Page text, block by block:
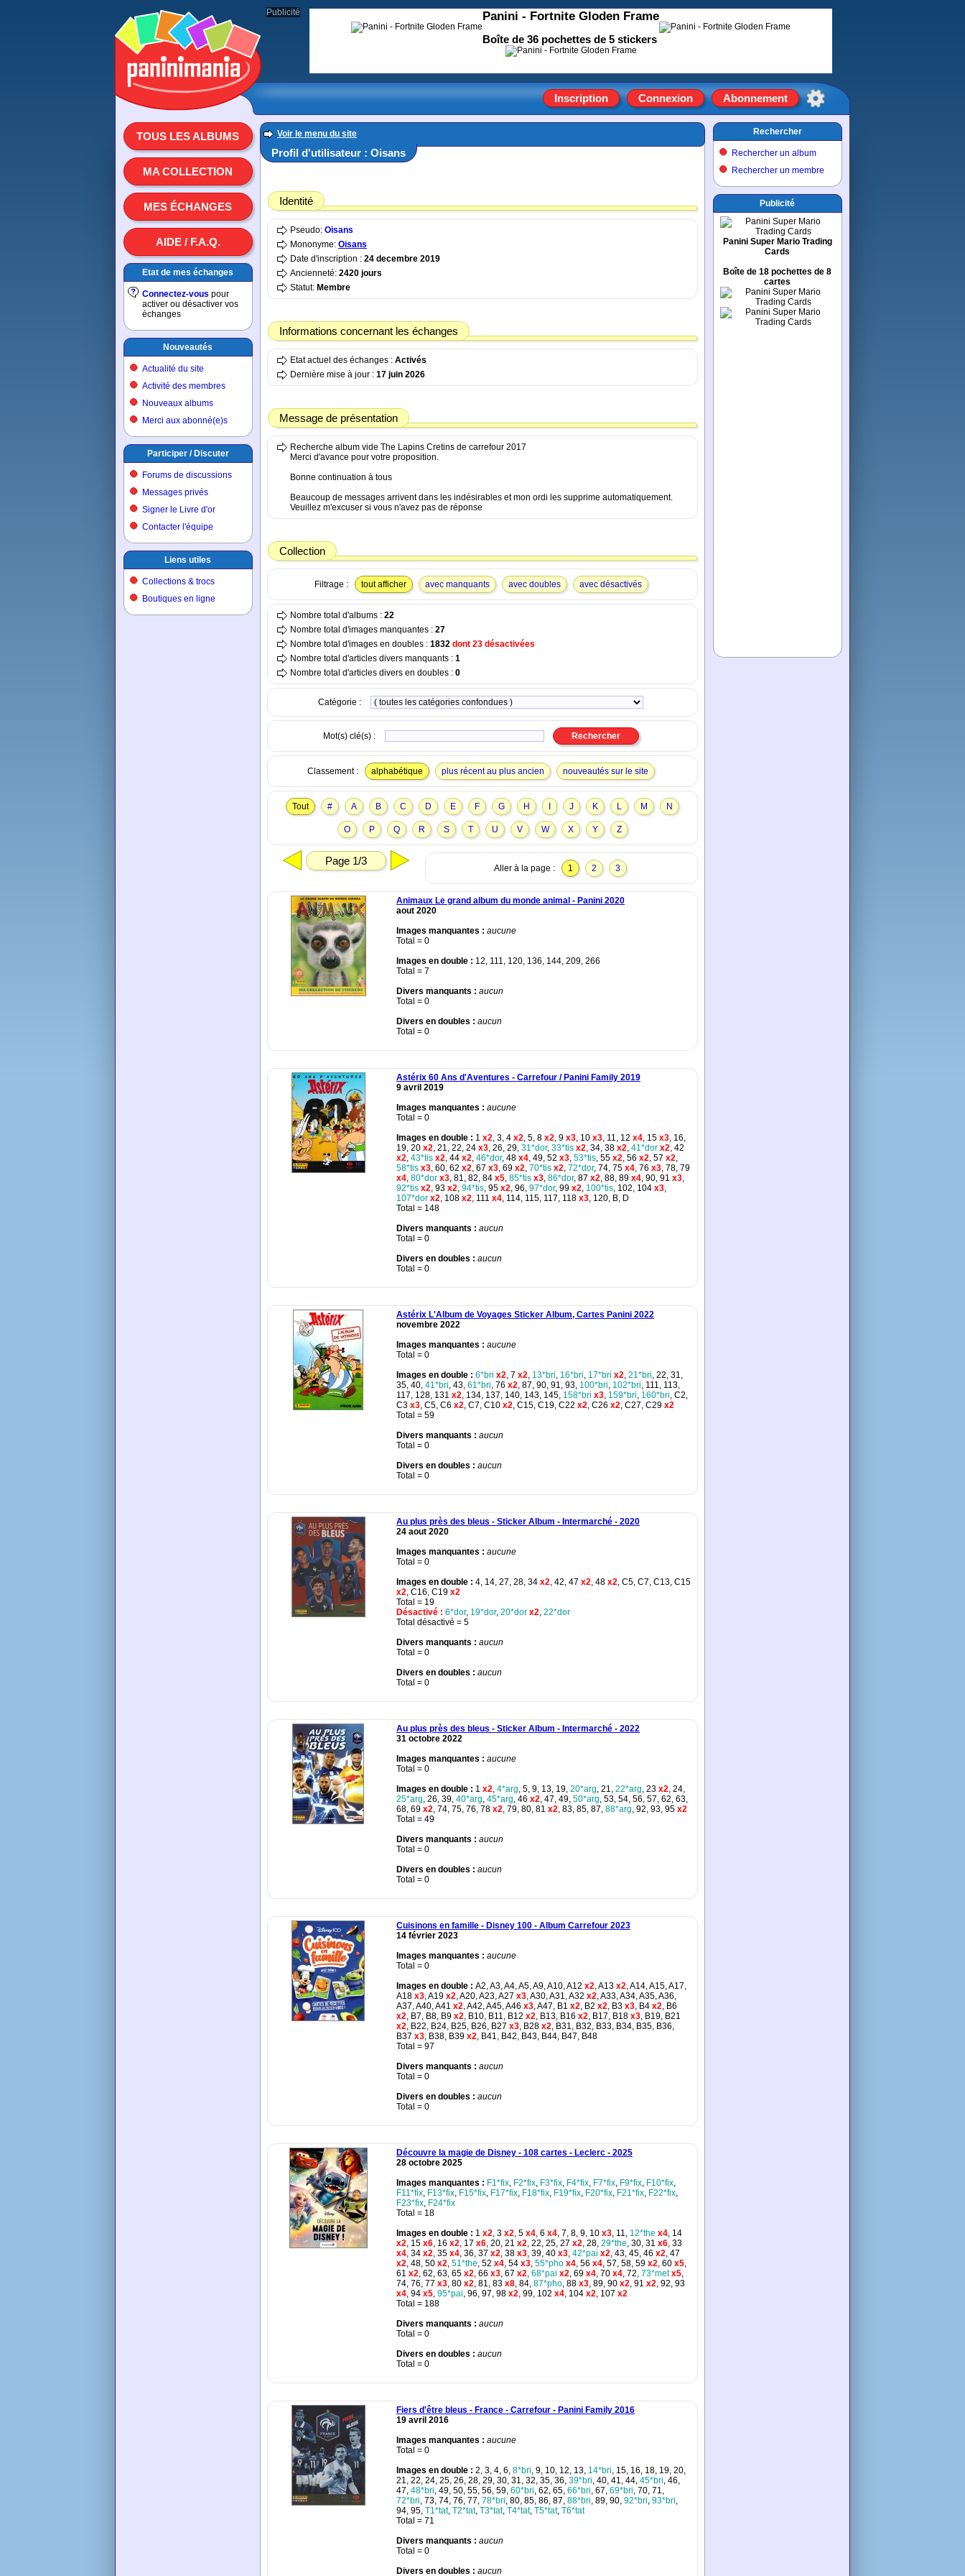
Inscription Connexion Abonnement
TOUS LES ALBUMS
MA COLLECTION
MES ÉCHANGES
AIDE / F.A.Q.
Etat de mes échanges
Connectez-vous pour
activer ou désactiver vos
échanges
Nouveautés
Actualité du site
Activité des membres
Nouveaux albums
Merci aux abonné(e)s
Participer / Discuter
Forums de discussions
Messages privés
Signer le Livre d'or
Contacter l'équipe
Liens utiles
Collections & trocs
Boutiques en ligne
Voir le menu du site
Profil d'utilisateur : Oisans
Identité
Pseudo: Oisans
Mononyme: Oisans
Date d'inscription : 24 decembre 2019
Ancienneté: 2420 jours
Statut: Membre
Informations concernant les échanges
Etat actuel des échanges : Activés
Dernière mise à jour : 17 juin 2026
Message de présentation
Recherche album vide The Lapins Cretins de carrefour 2017
Merci d'avance pour votre proposition.
Bonne continuation à tous
Beaucoup de messages arrivent dans les indésirables et mon ordi les supprime automatiquement.
Veuillez m'excuser si vous n'avez pas de réponse
Collection
Filtrage : tout afficher avec manquants avec doubles avec désactivés
Nombre total d'albums : 22
Nombre total d'images manquantes : 27
Nombre total d'images en doubles : 1832 dont 23 désactivées
Nombre total d'articles divers manquants : 1
Nombre total d'articles divers en doubles : 0
Catégorie :
Mot(s) clé(s) :
Classement : alphabétique plus récent au plus ancien nouveautés sur le site
Tout # A B C D E F G H J K L M N
O P Q R S T U V W X Y Z
Page 1/3
Aller à la page : 1 2 3
Animaux Le grand album du monde animal - Panini 2020
aout 2020
Images manquantes : aucune
Total = 0
Images en double : 12, 111, 120, 136, 144, 209, 266
Total = 7
Divers manquants : aucun
Total = 0
Divers en doubles : aucun
Total = 0
Astérix 60 Ans d'Aventures - Carrefour / Panini Family 2019
9 avril 2019
Images manquantes : aucune
Total = 0
Images en double : 1 x2, 3, 4 x2, 5, 8 x2, 9 x3, 10 x3, 11, 12 x4, 15 x3, 16,
19, 20 x2, 21, 22, 24 x3, 26, 29, 31*dor, 33*tis x2, 34, 38 x2, 41*dor x2, 42
x2, 43*tis x2, 44 x2, 46*dor, 48 x4, 49, 52 x3, 53*tis, 55 x2, 56 x2, 57 x2,
58*tis x3, 60, 62 x2, 67 x3, 69 x2, 70*tis x2, 72*dor, 74, 75 x4, 76 x3, 78, 79
x4, 80*dor x3, 81, 82, 84 x5, 85*tis x3, 86*dor, 87 x2, 88, 89 x4, 90, 91 x3,
92*tis x2, 93 x2, 94*tis, 95 x2, 96, 97*dor, 99 x2, 100*tis, 102, 104 x3,
107*dor x2, 108 x2, 111 x4, 114, 115, 117, 118 x3, 120, B, D
Total = 148
Divers manquants : aucun
Total = 0
Divers en doubles : aucun
Total = 0
Astérix L'Album de Voyages Sticker Album, Cartes Panini 2022
novembre 2022
Images manquantes : aucune
Total = 0
Images en double : 6*bri x2, 7 x2, 13*bri, 16*bri, 17*bri x2, 21*bri, 22, 31,
35, 40, 41*bri, 43, 61*bri, 76 x2, 87, 90, 91, 93, 100*bri, 102*bri, 111, 113,
117, 128, 131 x2, 134, 137, 140, 143, 145, 158*bri x3, 159*bri, 160*bri, C2,
C3 x3, C5, C6 x2, C7, C10 x2, C15, C19, C22 x2, C26 x2, C27, C29 x2
Total = 59
Divers manquants : aucun
Total = 0
Divers en doubles : aucun
Total = 0
Au plus près des bleus - Sticker Album - Intermarché - 2020
24 aout 2020
Images manquantes : aucune
Total = 0
Images en double : 4, 14, 27, 28, 34 x2, 42, 47 x2, 48 x2, C5, C7, C13, C15
x2, C16, C19 x2
Total = 19
Désactivé : 6*dor, 19*dor, 20*dor x2, 22*dor
Total désactivé = 5
Divers manquants : aucun
Total = 0
Divers en doubles : aucun
Total = 0
Au plus près des bleus - Sticker Album - Intermarché - 2022
31 octobre 2022
Images manquantes : aucune
Total = 0
Images en double : 1 x2, 4*arg, 5, 9, 13, 19, 20*arg, 21, 22*arg, 23 x2, 24,
25*arg, 26, 39, 40*arg, 45*arg, 46 x2, 47, 49, 50*arg, 53, 54, 56, 57, 62, 63,
68, 69 x2, 74, 75, 76, 78 x2, 79, 80, 81 x2, 83, 85, 87, 88*arg, 92, 93, 95 x2
Total = 49
Divers manquants : aucun
Total = 0
Divers en doubles : aucun
Total = 0
Cuisinons en famille - Disney 100 - Album Carrefour 2023
14 février 2023
Images manquantes : aucune
Total = 0
Images en double : A2, A3, A4, A5, A9, A10, A12 x2, A13 x2, A14, A15, A17,
A18 x3, A19 x2, A20, A23, A27 x3, A30, A31, A32 x2, A33, A34, A35, A36,
A37, A40, A41 x2, A42, A45, A46 x3, A47, B1 x2, B2 x2, B3 x3, B4 x2, B6
x2, B7, B8, B9 x2, B10, B11, B12 x2, B13, B16 x2, B17, B18 x3, B19, B21
x2, B22, B24, B25, B26, B27 x3, B28 x2, B31, B32, B33, B34, B35, B36,
B37 x3, B38, B39 x2, B41, B42, B43, B44, B47, B48
Total = 97
Divers manquants : aucun
Total = 0
Divers en doubles : aucun
Total = 0
Découvre la magie de Disney - 108 cartes - Leclerc - 2025
28 octobre 2025
Images manquantes : F1*fix, F2*fix, F3*fix, F4*fix, F7*fix, F9*fix, F10*fix,
F11*fix, F13*fix, F15*fix, F17*fix, F18*fix, F19*fix, F20*fix, F21*fix, F22*fix,
F23*fix, F24*fix
Total = 18
Images en double : 1 x2, 3 x2, 5 x4, 6 x4, 7, 8, 9, 10 x3, 11, 12*the x4, 14
x2, 15 x6, 16 x2, 17 x6, 20, 21 x2, 22, 25, 27 x2, 28, 29*the, 30, 31 x6, 33
x4, 34 x2, 35 x4, 36, 37 x2, 38 x3, 39, 40 x3, 42*pai x2, 43, 45, 46 x2, 47
x2, 48, 50 x2, 51*the, 52 x4, 54 x3, 55*pho x4, 56 x4, 57, 58, 59 x2, 60 x5,
61 x2, 62, 63, 65 x2, 66 x3, 67 x2, 68*pai x2, 69 x4, 70 x4, 72, 73*metx5,
74, 76, 77 x3, 80 x2, 81, 83 x8, 84, 87*pho, 88 x3, 89, 90 x2, 91 x2, 92, 93
x4, 94 x5, 95*pai, 96, 97, 98 x2, 99, 102 x4, 104 x2, 107 x2
Total = 188
Divers manquants : aucun
Total = 0
Divers en doubles : aucun
Total = 0
Fiers d'être bleus - France - Carrefour - Panini Family 2016
19 avril 2016
Images manquantes : aucune
Total = 0
Images en double : 2, 3, 4, 6, 8*bri, 9, 10, 12, 13, 14*bri, 15, 16, 18, 19, 20,
21, 22, 24, 25, 26, 28, 29, 30, 31, 32, 35, 36, 39*bri, 40, 41, 44, 45*bri, 46,
47, 48*bri, 49, 50, 55, 56, 59, 60*bri, 62, 65, 66*bri, 67, 69*bri, 70, 71,
72*bri, 73, 74, 76, 77, 78*bri, 80, 85, 86, 87, 88*bri, 89, 90, 92*bri, 93*bri,
94, 95, T1*tat, T2*tat, T3*tat, T4*tat, T5*tat, T6*tat
Total = 71
Divers manquants : aucun
Total = 0
Divers en doubles : aucun
Rechercher
Rechercher un album
Rechercher un membre
Publicité
Panini Super Mario Trading
Cards
Boîte de 18 pochettes de 8
cartes
Publicité Panini - Fortnite Gloden Frame
Boîte de 36 pochettes de 5 stickers